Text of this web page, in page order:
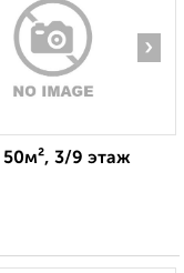
›
50м², 3/9 этаж